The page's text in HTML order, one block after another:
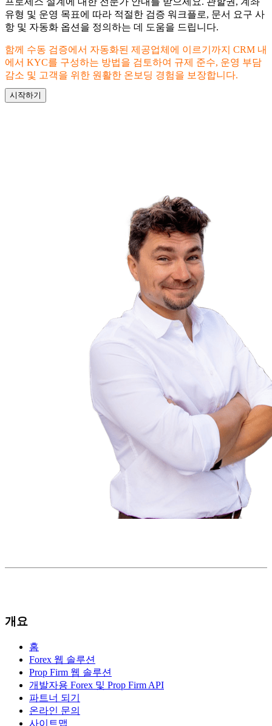
유형 및 운영 목표에 따라 적절한 검증 워크플로, 문서 요구 사
항 및 자동화 옵션을 정의하는 데 도움을 드립니다.
함께 수동 검증에서 자동화된 제공업체에 이르기까지 CRM 내
에서 KYC를 구성하는 방법을 검토하여 규제 준수, 운영 부담
감소 및 고객을 위한 원활한 온보딩 경험을 보장합니다.
시작하기
개요
홈
Forex 웹 솔루션
Prop Firm 웹 솔루션
개발자용 Forex 및 Prop Firm API
파트너 되기
온라인 문의
사이트맵